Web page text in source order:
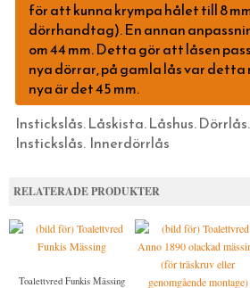
MÄSSINGSSKRUV
FÖRNICKLAD MÄSSINGSSKRUV
FÖRNICKLAD STÅLSKRUV
OM OSS
för att kunna krympa hålet till 8
dörrhandtag). En annan
om 44 mm. Detta gör att låsen
nya dörrar, på gamla lås var detta
nya är det 45 mm.
Instickslås. Låskista. Låshus.
Instickslås. Innerdörrlås
RELATERADE PRODUKTER
Toalettvred Funkis Mässing